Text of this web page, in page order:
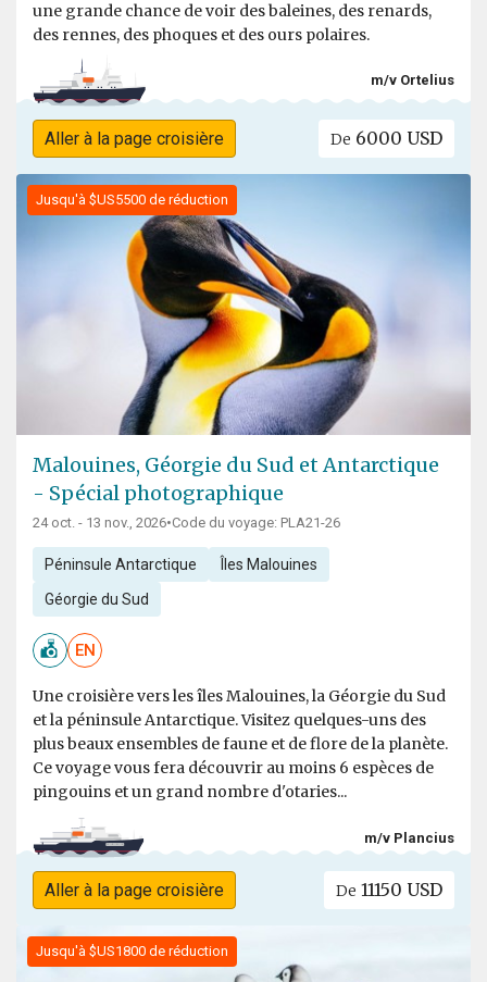
une grande chance de voir des baleines, des renards,
des rennes, des phoques et des ours polaires.
m/v Ortelius
Aller à la page croisière De 6000 USD
Jusqu'à $US5500 de réduction
Malouines, Géorgie du Sud et Antarctique
- Spécial photographique
24 oct. - 13 nov., 2026•Code du voyage: PLA21-26
Péninsule Antarctique Îles Malouines
Géorgie du Sud
EN
Une croisière vers les îles Malouines, la Géorgie du Sud
et la péninsule Antarctique. Visitez quelques-uns des
plus beaux ensembles de faune et de flore de la planète.
Ce voyage vous fera découvrir au moins 6 espèces de
pingouins et un grand nombre d'otaries...
m/v Plancius
Aller à la page croisière De 11150 USD
Jusqu'à $US1800 de réduction